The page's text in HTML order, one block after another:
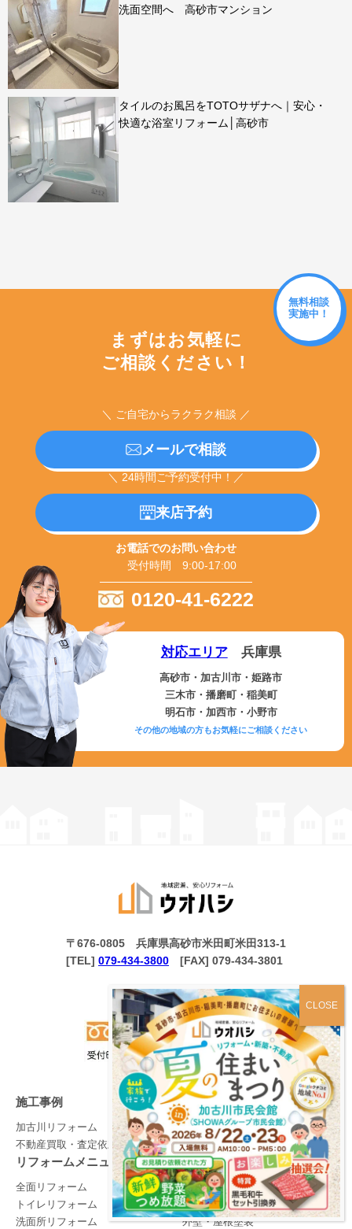
洗面空間へ 高砂市マンション
タイルのお風呂をTOTOサザナへ｜安心・
快適な浴室リフォーム│高砂市
無料相談
実施中！
まずはお気軽に
ご相談ください！
＼ ご自宅からラクラク相談 ／
メールで相談
＼ 24時間ご予約受付中！／
来店予約
お電話でのお問い合わせ
受付時間 9:00-17:00
0120-41-6222
対応エリア兵庫県
高砂市・加古川市・姫路市
三木市・播磨町・稲美町
明石市・加西市・小野市
その他の地域の方もお気軽にご相談ください
マップ
〒676-0805 兵庫県高砂市米田町米田313-1
[TEL] 079-434-3800 [FAX] 079-434-3801
施工事例
加古川リフォーム
不動産買取・査定依頼
リフォームメニュー
全面リフォーム
キッチンリフォーム
トイレリフォーム
お風呂リフォーム
洗面所リフォーム
外壁・屋根塗装